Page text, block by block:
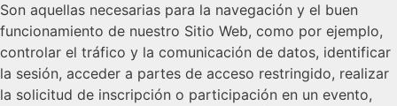
Son aquellas necesarias para la navegación y el buen
funcionamiento de nuestro Sitio Web, como por ejemplo,
controlar el tráfico y la comunicación de datos, identificar
la sesión, acceder a partes de acceso restringido, realizar
la solicitud de inscripción o participación en un evento,